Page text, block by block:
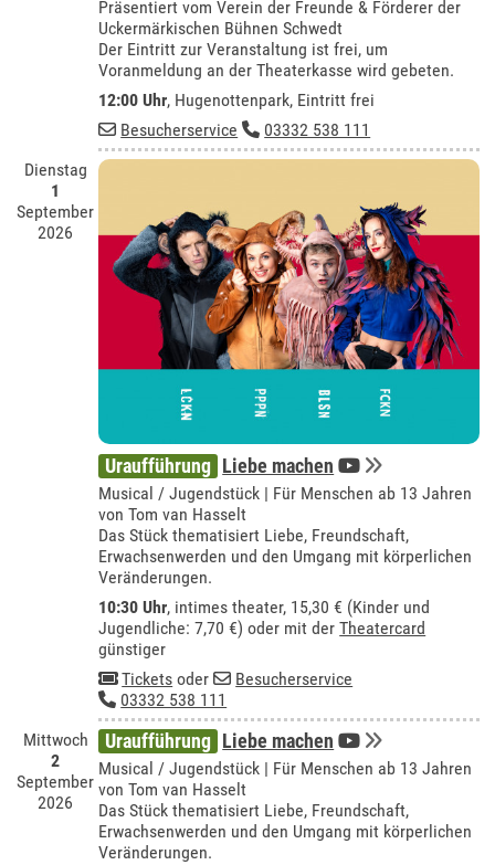
Präsentiert vom Verein der Freunde & Förderer der
Uckermärkischen Bühnen Schwedt
Der Eintritt zur Veranstaltung ist frei, um
Voranmeldung an der Theaterkasse wird gebeten.
12:00 Uhr, Hugenottenpark, Eintritt frei
Besucherservice
03332 538 111
Dienstag
1
September
2026
Uraufführung Liebe machen
Musical / Jugendstück | Für Menschen ab 13 Jahren
von Tom van Hasselt
Das Stück thematisiert Liebe, Freundschaft,
Erwachsenwerden und den Umgang mit körperlichen
Veränderungen.
10:30 Uhr, intimes theater, 15,30 € (Kinder und
Jugendliche: 7,70 €) oder mit derTheatercard
günstiger
Tickets oder
Besucherservice
03332 538 111
Mittwoch
2
September
2026
Uraufführung Liebe machen
Musical / Jugendstück | Für Menschen ab 13 Jahren
von Tom van Hasselt
Das Stück thematisiert Liebe, Freundschaft,
Erwachsenwerden und den Umgang mit körperlichen
Veränderungen.